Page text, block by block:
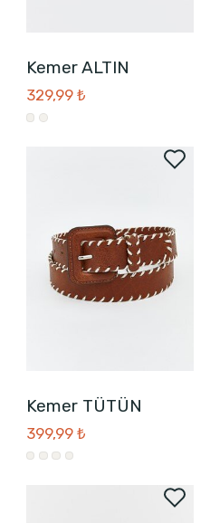
Kemer ALTIN
329,99 ₺
Kemer TÜTÜN
399,99 ₺